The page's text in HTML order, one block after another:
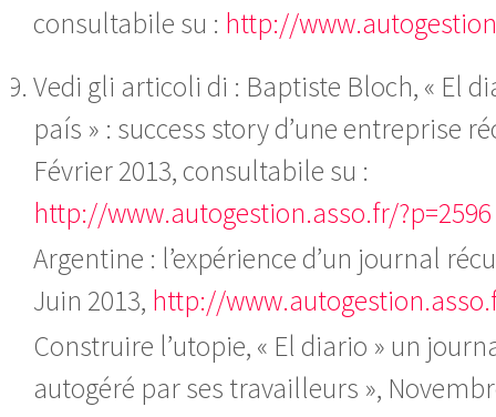
consultabile su : http://
Vedi gli articoli di : Baptiste Bloch, « El
país » : success story d’une entreprise
Février 2013, consultabile su :
http://www.autogestion.asso.fr/?p=2596
Argentine : l’expérience d’un journal
Juin 2013, http://
Construire l’utopie, « El diario » un
autogéré par ses travailleurs »,